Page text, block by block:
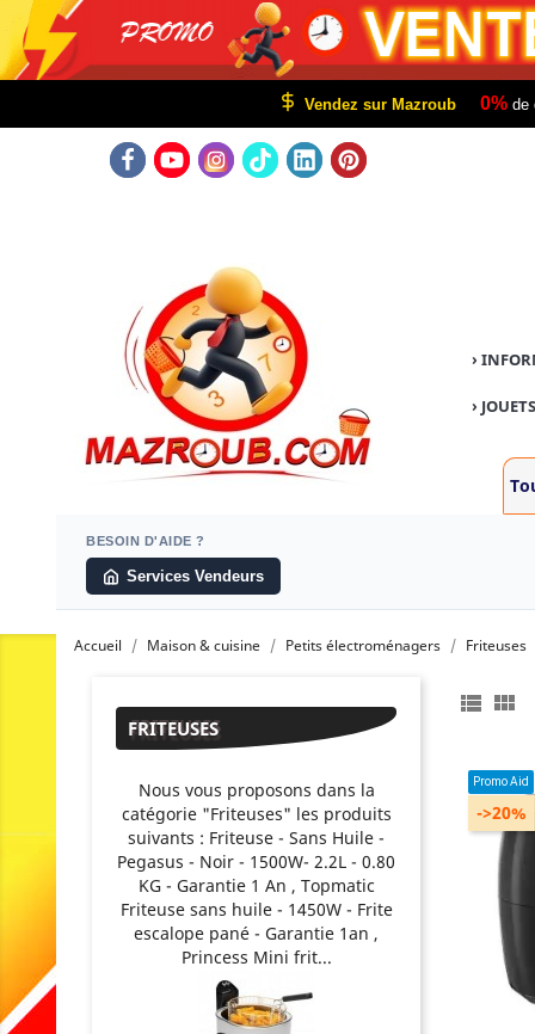
Vendez sur Mazroub 0% de
›
›
BESOIN D'AIDE ?
Services Vendeurs
Accueil Maison & cuisine Petits électroménagers Friteuses
FRITEUSES
Nous vous proposons dans la
catégorie "Friteuses" les produits
suivants : Friteuse - Sans Huile -
Pegasus - Noir - 1500W- 2.2L - 0.80
KG - Garantie 1 An , Topmatic
Friteuse sans huile - 1450W - Frite
escalope pané - Garantie 1an ,
Princess Mini frit...
 
Promo Aid
->20%